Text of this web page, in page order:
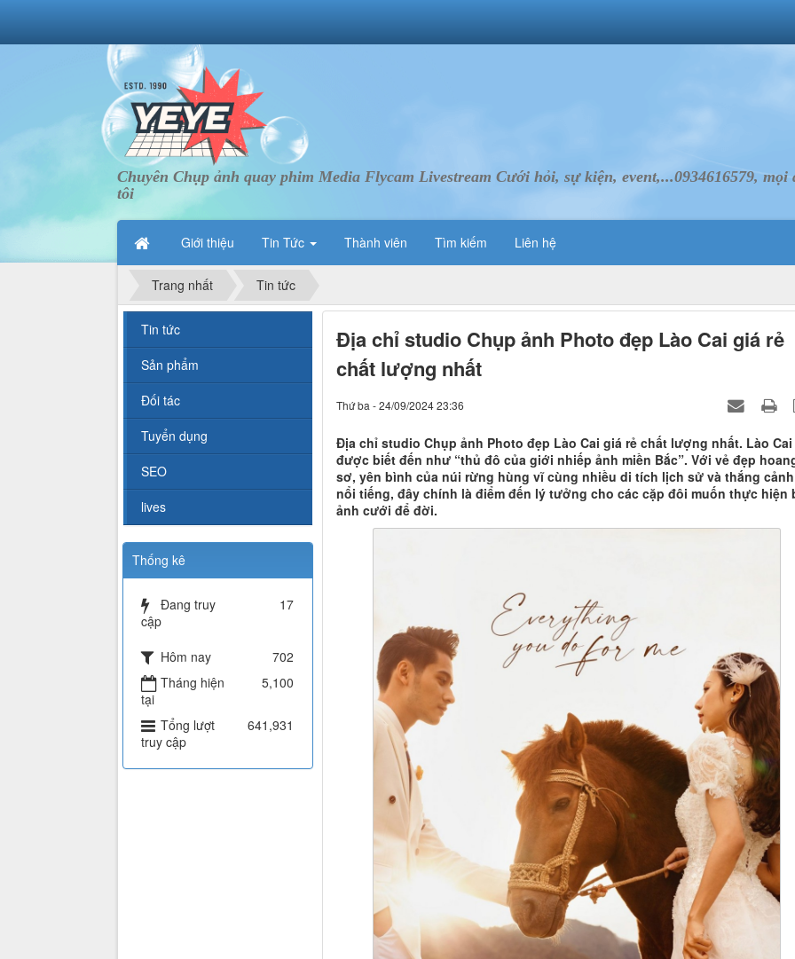
Chuyên Chụp ảnh quay phim Media Flycam Livestream Cưới hỏi, sự kiện, event,...0934616579,
tôi
Giới thiệu Tin Tức Thành viên Tìm kiếm Liên hệ
Trang nhất Tin tức
Địa chỉ studio Chụp ảnh Photo đẹp Lào Cai giá rẻ
chất lượng nhất
Thứ ba - 24/09/2024 23:36
Địa chỉ studio Chụp ảnh Photo đẹp Lào Cai giá rẻ chất lượng nhất. Lào Cai
được biết đến như “thủ đô của giới nhiếp ảnh miền Bắc”. Với vẻ đẹp
sơ, yên bình của núi rừng hùng vĩ cùng nhiều di tích lịch sử và thắng cảnh
nổi tiếng, đây chính là điểm đến lý tưởng cho các cặp đôi muốn thực hiện
ảnh cưới để đời.
Tin tức
Sản phẩm
Đối tác
Tuyển dụng
SEO
lives
Thống kê
Đang truy
cập
17
Hôm nay
702
Tháng hiện
tại
5,100
Tổng lượt
truy cập
641,931